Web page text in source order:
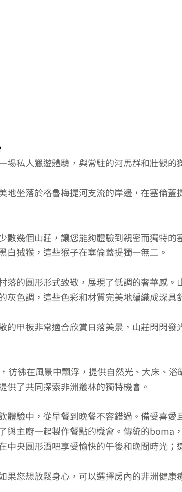
私人獵遊體驗，與常駐的河馬群和壯觀的
坐落於格魯梅提河支流的岸邊，在塞倫
數幾個山莊，讓您能夠體驗到親密而獨特
狨猴，這些猴子在塞倫蓋提獨一無二。
落的圓形形式致敬，展現了低調的奢華感
色調，這些色彩和材質完美地編織成深具
的甲板非常適合欣賞日落美景，山莊閃閃
彷彿在風景中飄浮，提供自然光、大床、
供了共同探索非洲叢林的獨特機會。
體驗中，從早餐到晚餐不容錯過。備受喜
與主廚一起製作餐點的機會。傳統的boma
央圓形酒吧享受愉快的午後和晚間時光
您想放鬆身心，可以選擇房內的非洲健康